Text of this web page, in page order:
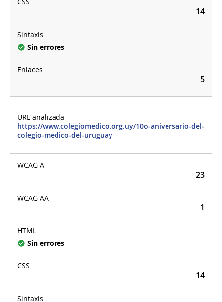
14
Sin errores
5
https://www.colegiomedico.org.uy/10o-aniversario-del-
colegio-medico-del-uruguay
23
1
Sin errores
14